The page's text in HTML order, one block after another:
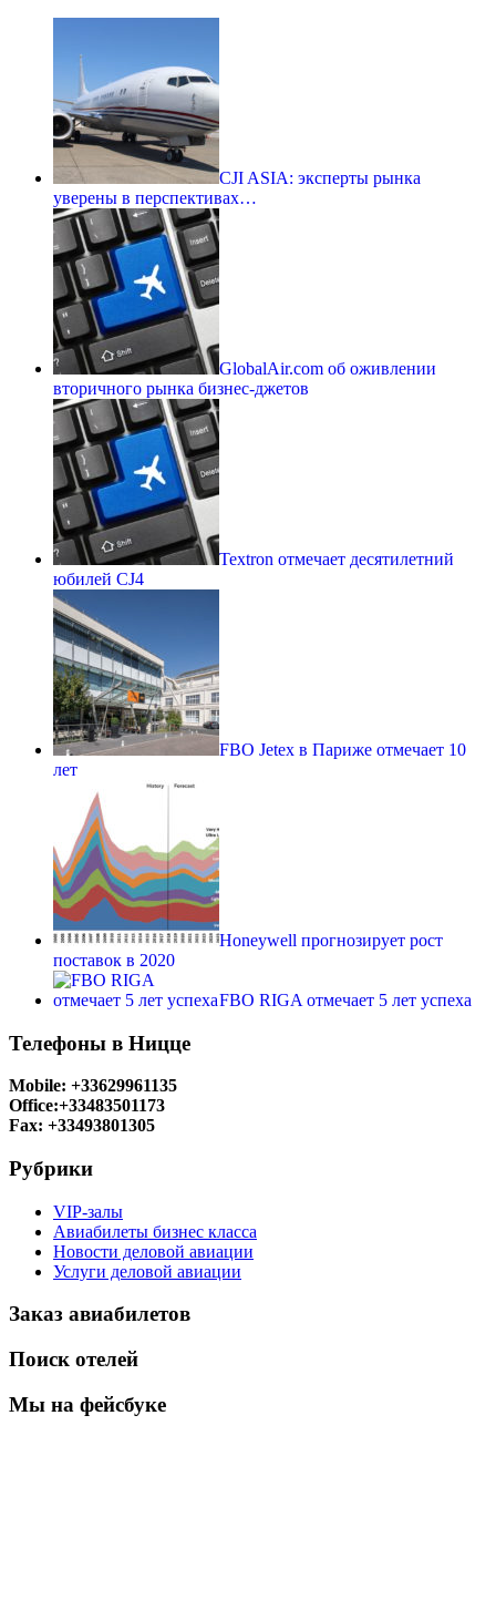
CJI ASIA: эксперты рынка
уверены в перспективах…
GlobalAir.com об оживлении
вторичного рынка бизнес-джетов
Textron отмечает десятилетний
юбилей CJ4
FBO Jetex в Париже отмечает 10
лет
Honeywell прогнозирует рост
поставок в 2020
FBO RIGA отмечает 5 лет успеха
Телефоны в Ницце
Mobile: +33629961135
Office:+33483501173
Fax: +33493801305
Рубрики
VIP-залы
Авиабилеты бизнес класса
Новости деловой авиации
Услуги деловой авиации
Заказ авиабилетов
Поиск отелей
Мы на фейсбуке